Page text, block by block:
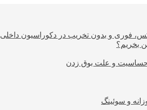
فوری و بدون تخریب در دکوراسیون داخلی
بخریم؟
حساسیت و علت بوق زدن
و سوئینگ